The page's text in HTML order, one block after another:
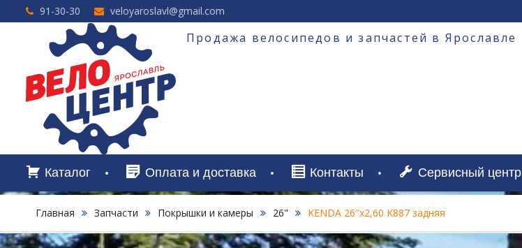
Перейти
к
91-30-30 veloyaroslavl@gmail.com
Продажа велосипедов и запчастей в Ярославле
Каталог Оплата и доставка Контакты Сервисный центр
Главная Запчасти Покрышки и камеры 26" KENDA 26″х2,60 K887 задняя